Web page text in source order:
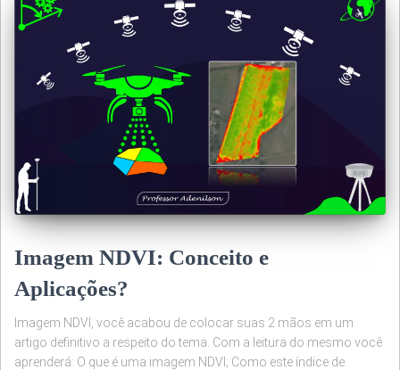
Imagem NDVI: Conceito e
Aplicações?
Imagem NDVI, você acabou de colocar suas 2 mãos em um
artigo definitivo a respeito do tema. Com a leitura do mesmo você
aprenderá: O que é uma imagem NDVI; Como este índice de